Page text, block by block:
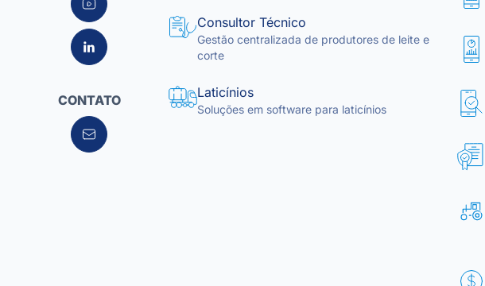
CONTATO
Consultor Técnico
Gestão centralizada de produtores de leite e
corte
Laticínios
Soluções em software para laticínios